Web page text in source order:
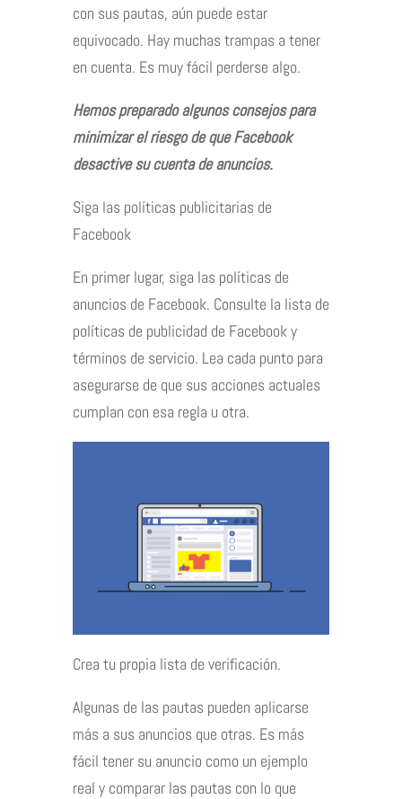
con sus pautas, aún puede estar
equivocado. Hay muchas trampas a tener
en cuenta. Es muy fácil perderse algo.
Hemos preparado algunos consejos para
minimizar el riesgo de que Facebook
desactive su cuenta de anuncios.
Siga las políticas publicitarias de
Facebook
En primer lugar, siga las políticas de
anuncios de Facebook. Consulte la lista de
políticas de publicidad de Facebook y
términos de servicio. Lea cada punto para
asegurarse de que sus acciones actuales
cumplan con esa regla u otra.
Crea tu propia lista de verificación.
Algunas de las pautas pueden aplicarse
más a sus anuncios que otras. Es más
fácil tener su anuncio como un ejemplo
real y comparar las pautas con lo que